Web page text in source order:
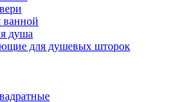
ванной
душа
для душевых шторок